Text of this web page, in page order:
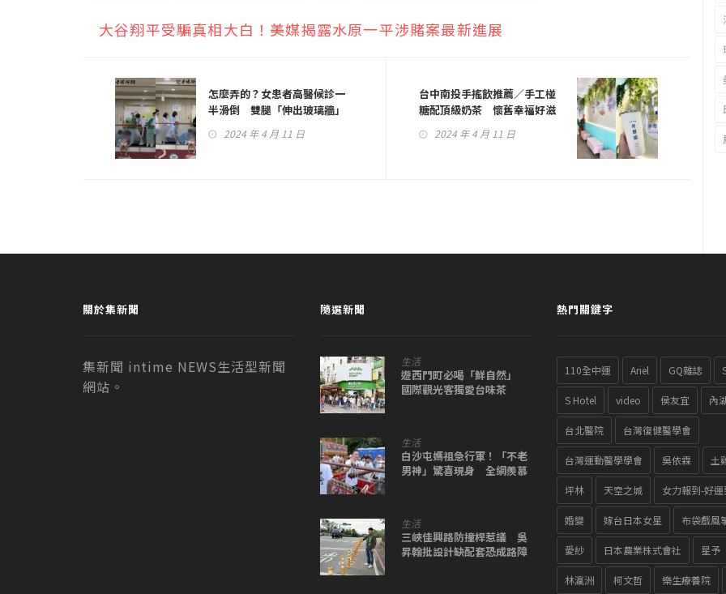
大谷翔平受騙真相大白！美媒揭露水原一平涉賭案最新進展
怎麼弄的？女患者高醫候診一
半滑倒 雙腿「伸出玻璃牆」
2024 年 4 月 11 日
台中南投手搖飲推薦／手工椪
糖配頂級奶茶 懷舊幸福好滋
2024 年 4 月 11 日
關於集新聞
集新聞 intime NEWS生活型新聞
網站。
隨選新聞
生活
遊西門町必喝「鮮自然」
國際觀光客獨愛台味茶
生活
白沙屯媽祖急行軍！「不老
男神」驚喜現身 全網羨慕
生活
三峽佳興路防撞桿惹議 吳
昇翰批設計缺配套恐成路障
熱門關鍵字
110全中運 Ariel GQ雜誌
S Hotel video 侯友宜 內
台北醫院 台灣復健醫學會
台灣運動醫學學會 吳依霖 土
坪林 天空之城 女力報到-好運
婚變 嫁台日本女星 布袋戲風
愛紗 日本農業株式會社 星予
林瀛洲 柯文哲 樂生療養院